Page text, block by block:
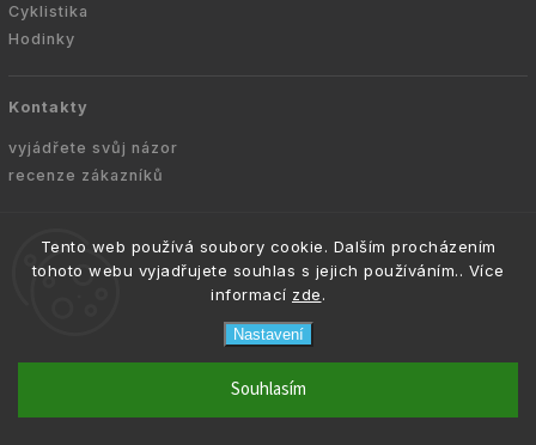
Tento web používá soubory cookie. Dalším procházením
tohoto webu vyjadřujete souhlas s jejich používáním.. Více
informací zde.
Nastavení
Souhlasím
Cyklistika
Hodinky
Kontakty
vyjádřete svůj názor
recenze zákazníků